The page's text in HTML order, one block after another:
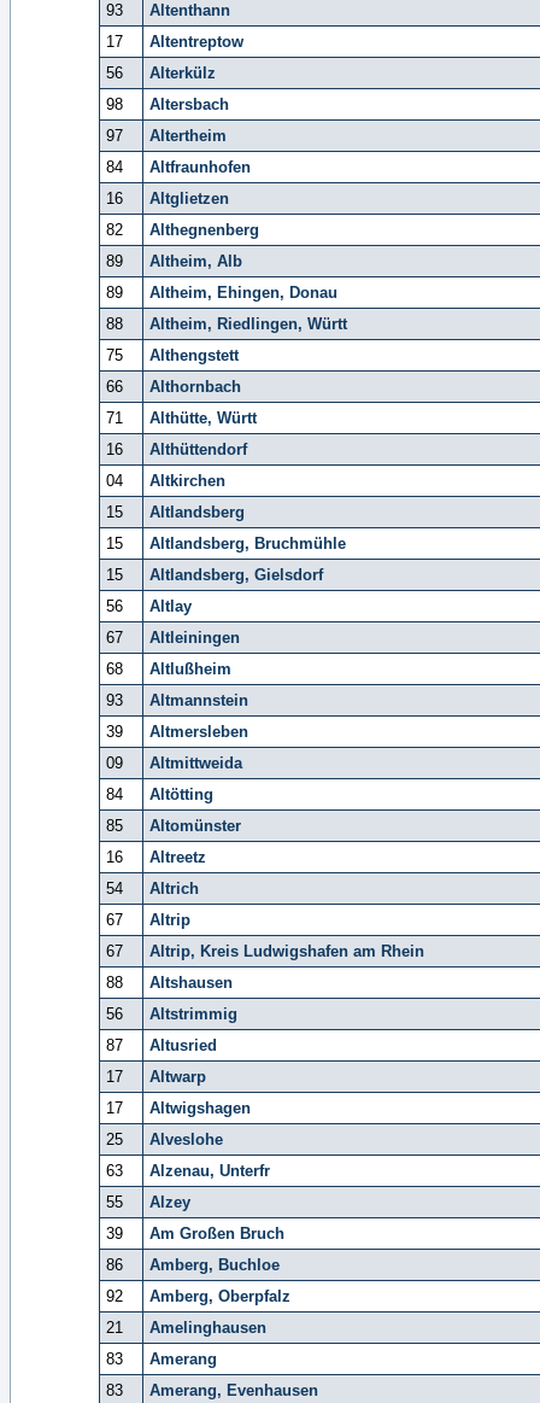
93
Altenthann
17
Altentreptow
56
Alterkülz
98
Altersbach
97
Altertheim
84
Altfraunhofen
16
Altglietzen
82
Althegnenberg
89
Altheim, Alb
89
Altheim, Ehingen, Donau
88
Altheim, Riedlingen, Württ
75
Althengstett
66
Althornbach
71
Althütte, Württ
16
Althüttendorf
04
Altkirchen
15
Altlandsberg
15
Altlandsberg, Bruchmühle
15
Altlandsberg, Gielsdorf
56
Altlay
67
Altleiningen
68
Altlußheim
93
Altmannstein
39
Altmersleben
09
Altmittweida
84
Altötting
85
Altomünster
16
Altreetz
54
Altrich
67
Altrip
67
Altrip, Kreis Ludwigshafen am Rhein
88
Altshausen
56
Altstrimmig
87
Altusried
17
Altwarp
17
Altwigshagen
25
Alveslohe
63
Alzenau, Unterfr
55
Alzey
39
Am Großen Bruch
86
Amberg, Buchloe
92
Amberg, Oberpfalz
21
Amelinghausen
83
Amerang
83
Amerang, Evenhausen